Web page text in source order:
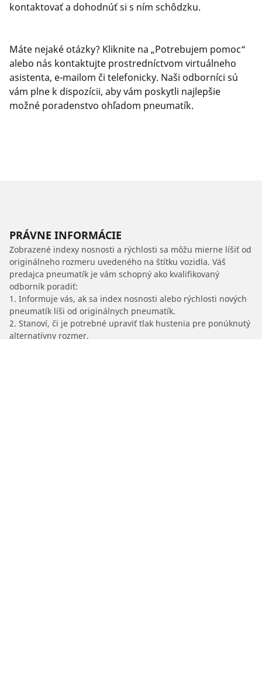
kontaktovať a dohodnúť si s ním schôdzku.
Máte nejaké otázky? Kliknite na „Potrebujem pomoc“
alebo nás kontaktujte prostredníctvom virtuálneho
asistenta, e-mailom či telefonicky. Naši odborníci sú
vám plne k dispozícii, aby vám poskytli najlepšie
možné poradenstvo ohľadom pneumatík.
PRÁVNE INFORMÁCIE
Zobrazené indexy nosnosti a rýchlosti sa môžu mierne líšiť od
originálneho rozmeru uvedeného na štítku vozidla. Váš
predajca pneumatík je vám schopný ako kvalifikovaný
odborník poradiť:
1. Informuje vás, ak sa index nosnosti alebo rýchlosti nových
pneumatík líši od originálnych pneumatík.
2. Stanoví, či je potrebné upraviť tlak hustenia pre ponúknutý
alternatívny rozmer.